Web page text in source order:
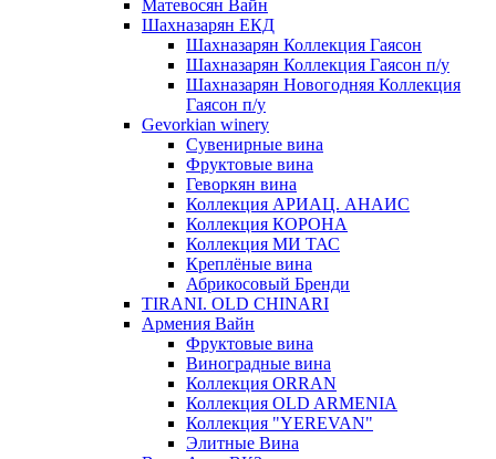
Матевосян Вайн
Шахназарян ЕКД
Шахназарян Коллекция Гаясон
Шахназарян Коллекция Гаясон п/у
Шахназарян Новогодняя Коллекция
Гаясон п/у
Gevorkian winery
Сувенирные вина
Фруктовые вина
Геворкян вина
Коллекция АРИАЦ. АНАИС
Коллекция КОРОНА
Коллекция МИ ТАС
Креплёные вина
Абрикосовый Бренди
TIRANI. OLD CHINARI
Армения Вайн
Фруктовые вина
Виноградные вина
Коллекция ORRAN
Коллекция OLD ARMENIA
Коллекция "YEREVAN"
Элитные Вина